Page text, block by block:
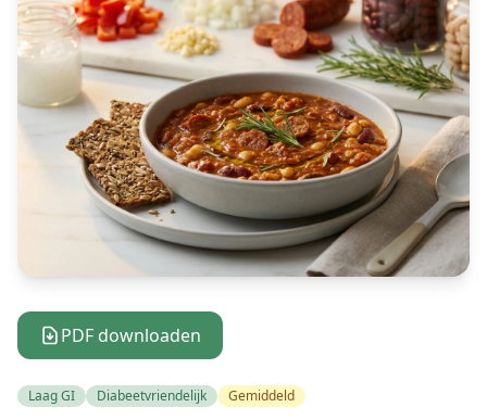
PDF downloaden
Laag GI Diabeetvriendelijk Gemiddeld